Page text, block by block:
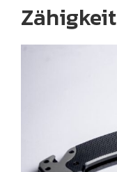
Zähigkeit